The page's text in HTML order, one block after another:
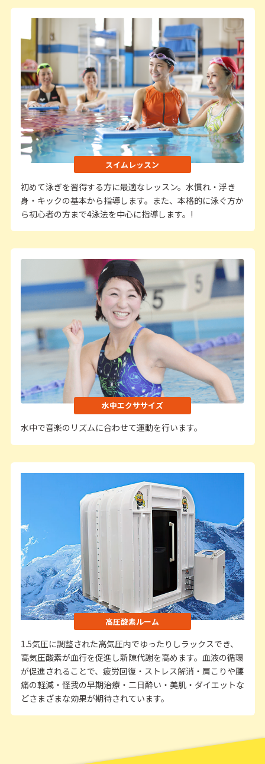
スイムレッスン
初めて泳ぎを習得する方に最適なレッスン。水慣れ・浮き
身・キックの基本から指導します。また、本格的に泳ぐ方か
ら初心者の方まで4泳法を中心に指導します。!
水中エクササイズ
水中で音楽のリズムに合わせて運動を行います。
高圧酸素ルーム
1.5気圧に調整された高気圧内でゆったりしラックスでき、
高気圧酸素が血行を促進し新陳代謝を高めます。血液の循環
が促進されることで、疲労回復・ストレス解消・肩こりや腰
痛の軽減・怪我の早期治療・二日酔い・美肌・ダイエットな
どさまざまな効果が期待されています。